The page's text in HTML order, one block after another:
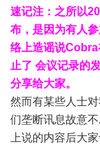
速记注：之所以
布，是因为有人
络上造谣说Cobra
止了 会议记录的
分享给大家。
然而有某些人士
们垄断讯息故意
上说的内容后大